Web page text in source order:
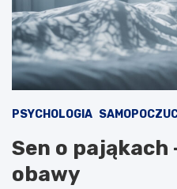
PSYCHOLOGIA
Sen o
obawy